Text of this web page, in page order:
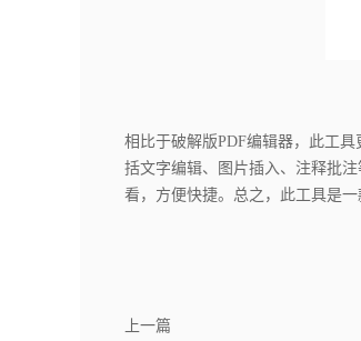
相比于破解版PDF编辑器，此工
括文字编辑、图片插入、注释批
看，方便快捷。总之，此工具是
上一篇